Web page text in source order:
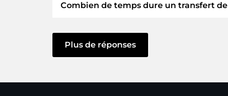
En tant qu'acheteur, nous vous
Vous serezremboursé
Le vendeur ne reçoit de l'argent que
Combien de temps dure un transfert
Le transfert de domaine vers un
vous agissiez sans délai et qu'aucun
Plus de réponses